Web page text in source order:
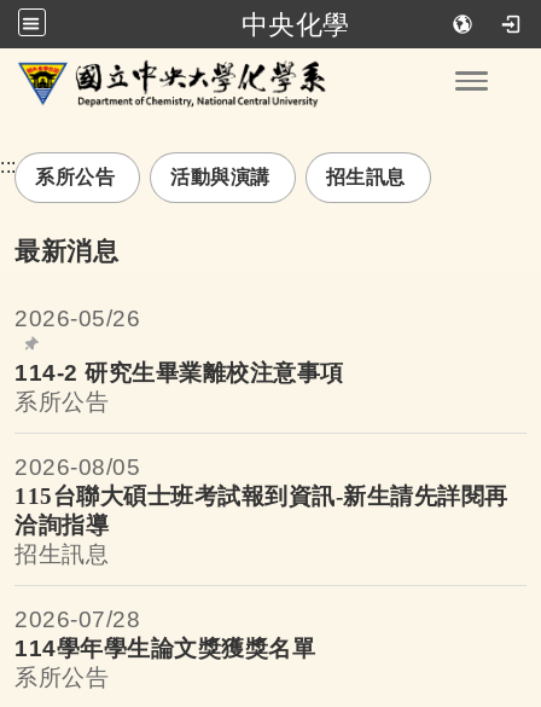
中央化學
跳到主要內容
:::
系所公告 活動與演講 招生訊息
最新消息
2026-05/26
114-2 研究生畢業離校注意事項
系所公告
2026-08/05
115台聯大碩士班考試報到資訊-新生請先詳閱再
洽詢指導
招生訊息
2026-07/28
114學年學生論文獎獲獎名單
系所公告